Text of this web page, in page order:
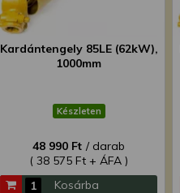
Kardántengely 85LE (62kW),
1000mm
Készleten
48 990 Ft / darab
( 38 575 Ft + ÁFA )
Kosárba